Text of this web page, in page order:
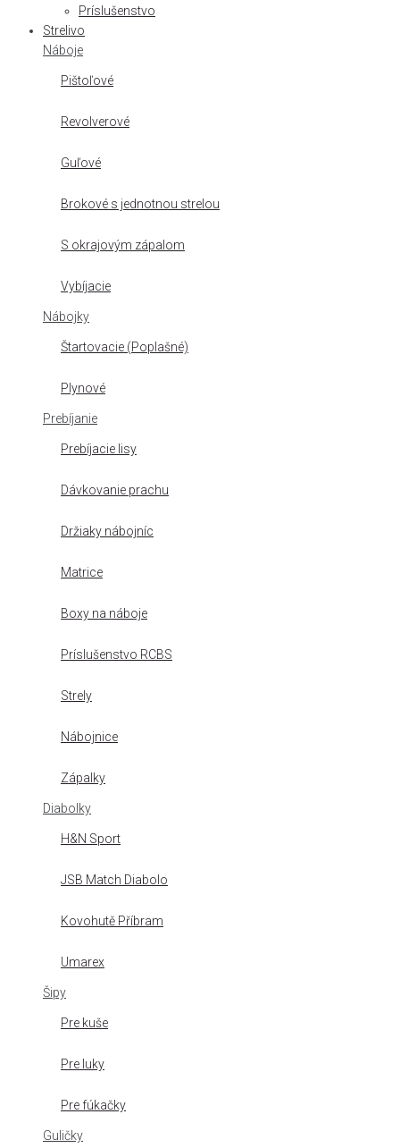
Príslušenstvo
Strelivo
Náboje
Pištoľové
Revolverové
Guľové
Brokové s jednotnou strelou
S okrajovým zápalom
Vybíjacie
Nábojky
Štartovacie (Poplašné)
Plynové
Prebíjanie
Prebíjacie lisy
Dávkovanie prachu
Držiaky nábojníc
Matrice
Boxy na náboje
Príslušenstvo RCBS
Strely
Nábojnice
Zápalky
Diabolky
H&N Sport
JSB Match Diabolo
Kovohutě Příbram
Umarex
Šipy
Pre kuše
Pre luky
Pre fúkačky
Guličky